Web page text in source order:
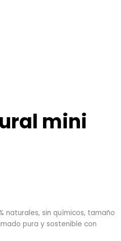
mini
naturales, sin químicos, tamaño
pura y sostenible con